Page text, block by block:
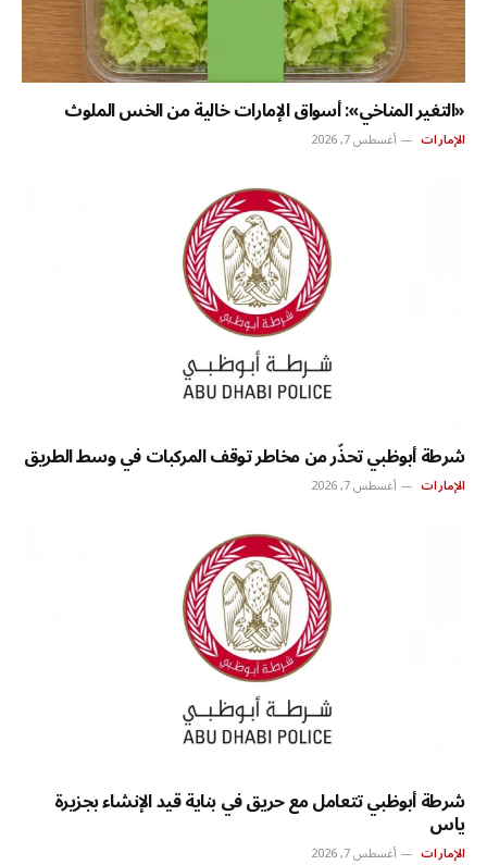
«التغير المناخي»: أسواق الإمارات خالية من الخس الملوث
الإمارات أغسطس 7, 2026
شرطة أبوظبي تحذّر من مخاطر توقف المركبات في وسط الطريق
الإمارات أغسطس 7, 2026
شرطة أبوظبي تتعامل مع حريق في بناية قيد الإنشاء بجزيرة
ياس
الإمارات أغسطس 7, 2026